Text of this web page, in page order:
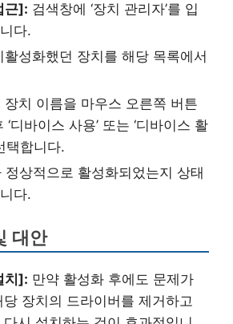
근]: 검색창에 ‘장치 관리자’를 입
다.
활성화했던 장치를 해당 목록에서
장치 이름을 마우스 오른쪽 버튼
디바이스 사용’ 또는 ‘디바이스 활
택합니다.
정상적으로 활성화되었는지 상태
다.
대안
치]: 만약 활성화 후에도 문제가
장치의 드라이버를 제거하고